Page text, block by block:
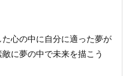
た心の中に自分に適った夢が
に夢の中で未来を描こう